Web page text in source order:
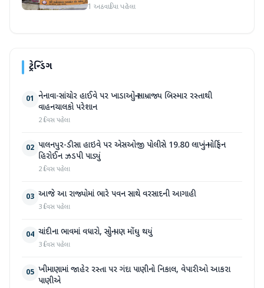
1 અઠવાડિયા પહેલા
ટ્રેન્ડિંગ
01 નેનાવા-સાંચોર હાઈવે પર ખાડાઓનું સામ્રાજ્ય બિસ્માર રસ્તાથી
વાહનચાલકો પરેશાન
2 દિવસ પહેલા
02 પાલનપુર-ડીસા હાઇવે પર એસઓજી પોલીસે 19.80 લાખનું મોર્ફિન
હિરોઈન ઝડપી પાડ્યું
2 દિવસ પહેલા
03 આજે આ રાજ્યોમાં ભારે પવન સાથે વરસાદની આગાહી
3 દિવસ પહેલા
04 ચાંદીના ભાવમાં વધારો, સોનું પણ મોંઘુ થયું
3 દિવસ પહેલા
05 ખીમાણામાં જાહેર રસ્તા પર ગંદા પાણીનો નિકાલ, વેપારીઓ આકરા
પાણીએ